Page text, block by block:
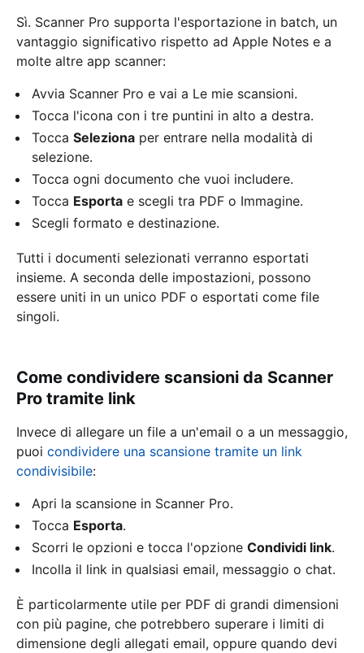
Sì. Scanner Pro supporta l'esportazione in batch, un
vantaggio significativo rispetto ad Apple Notes e a
molte altre app scanner:
Avvia Scanner Pro e vai a Le mie scansioni.
Tocca l'icona con i tre puntini in alto a destra.
Tocca Seleziona per entrare nella modalità di
selezione.
Tocca ogni documento che vuoi includere.
Tocca Esporta e scegli tra PDF o Immagine.
Scegli formato e destinazione.
Tutti i documenti selezionati verranno esportati
insieme. A seconda delle impostazioni, possono
essere uniti in un unico PDF o esportati come file
singoli.
Come condividere scansioni da Scanner
Pro tramite link
Invece di allegare un file a un'email o a un messaggio,
puoi condividere una scansione tramite un link
condivisibile:
Apri la scansione in Scanner Pro.
Tocca Esporta.
Scorri le opzioni e tocca l'opzione Condividi link.
Incolla il link in qualsiasi email, messaggio o chat.
È particolarmente utile per PDF di grandi dimensioni
con più pagine, che potrebbero superare i limiti di
dimensione degli allegati email, oppure quando devi